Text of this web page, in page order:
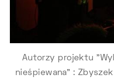
Autorzy projektu
nieśpiewana" :